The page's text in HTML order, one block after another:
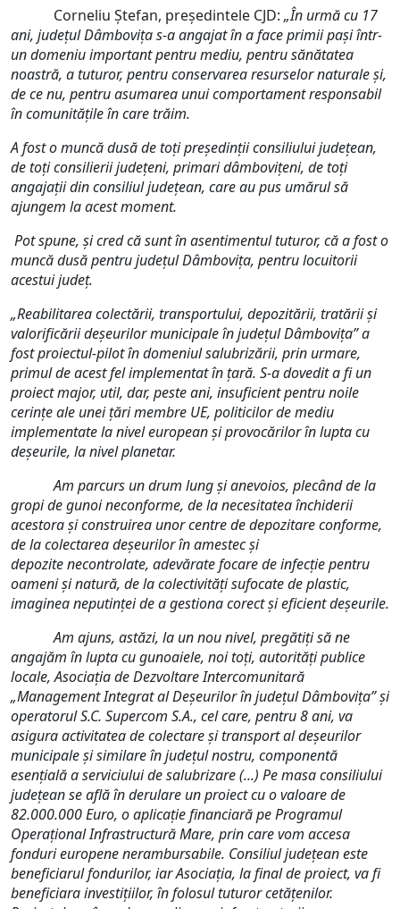
Corneliu Ștefan, președintele CJD: „În urmă cu 17
ani, județul Dâmbovița s-a angajat în a face primii pași într-
un domeniu important pentru mediu, pentru sănătatea
noastră, a tuturor, pentru conservarea resurselor naturale și,
de ce nu, pentru asumarea unui comportament responsabil
în comunitățile în care trăim.
A fost o muncă dusă de toți președinții consiliului județean,
de toți consilierii județeni, primari dâmbovițeni, de toți
angajații din consiliul județean, care au pus umărul să
ajungem la acest moment.
Pot spune, și cred că sunt în asentimentul tuturor, că a fost o
muncă dusă pentru județul Dâmbovița, pentru locuitorii
acestui județ.
„Reabilitarea colectării, transportului, depozitării, tratării și
valorificării deșeurilor municipale în județul Dâmbovița” a
fost proiectul-pilot în domeniul salubrizării, prin urmare,
primul de acest fel implementat în țară. S-a dovedit a fi un
proiect major, util, dar, peste ani, insuficient pentru noile
cerințe ale unei țări membre UE, politicilor de mediu
implementate la nivel european și provocărilor în lupta cu
deșeurile, la nivel planetar.
Am parcurs un drum lung și anevoios, plecând de la
gropi de gunoi neconforme, de la necesitatea închiderii
acestora și construirea unor centre de depozitare conforme,
de la colectarea deșeurilor în amestec și
depozite necontrolate, adevărate focare de infecție pentru
oameni și natură, de la colectivități sufocate de plastic,
imaginea neputinței de a gestiona corect și eficient deșeurile.
Am ajuns, astăzi, la un nou nivel, pregătiți să ne
angajăm în lupta cu gunoaiele, noi toți, autorități publice
locale, Asociația de Dezvoltare Intercomunitară
„Management Integrat al Deșeurilor în județul Dâmbovița” și
operatorul S.C. Supercom S.A., cel care, pentru 8 ani, va
asigura activitatea de colectare și transport al deșeurilor
municipale și similare în județul nostru, componentă
esențială a serviciului de salubrizare (...) Pe masa consiliului
județean se află în derulare un proiect cu o valoare de
82.000.000 Euro, o aplicație financiară pe Programul
Operațional Infrastructură Mare, prin care vom accesa
fonduri europene nerambursabile. Consiliul județean este
beneficiarul fondurilor, iar Asociația, la final de proiect, va fi
beneficiara investițiilor, în folosul tuturor cetățenilor.